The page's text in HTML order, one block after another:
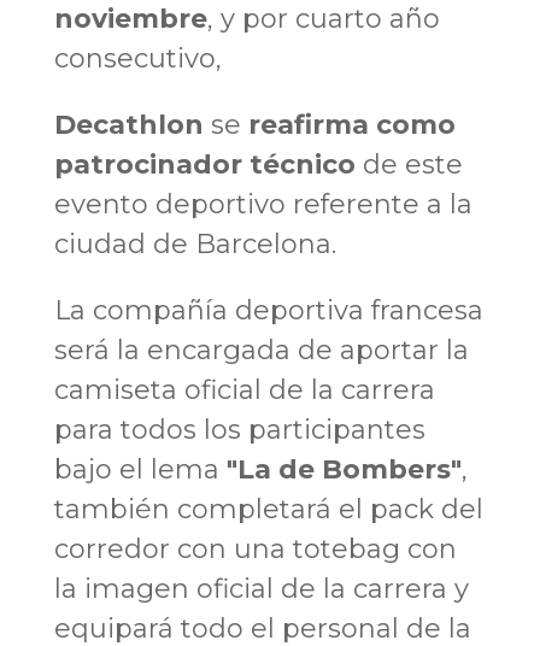
noviembre, y por cuarto año
consecutivo,
Decathlon se reafirma como
patrocinador técnico de este
evento deportivo referente a la
ciudad de Barcelona.
La compañía deportiva francesa
será la encargada de aportar la
camiseta oficial de la carrera
para todos los participantes
bajo el lema "La de Bombers",
también completará el pack del
corredor con una totebag con
la imagen oficial de la carrera y
equipará todo el personal de la